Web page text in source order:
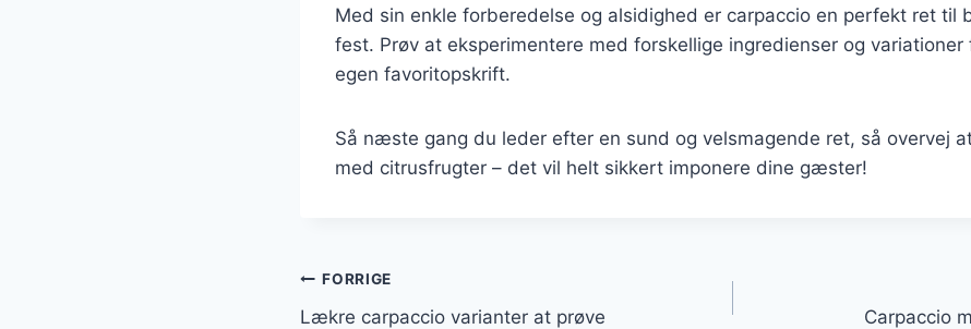
Med sin enkle forberedelse og alsidighed er carpaccio en perfekt ret til
fest. Prøv at eksperimentere med forskellige ingredienser og
egen favoritopskrift.
Så næste gang du leder efter en sund og velsmagende ret, så overvej
med citrusfrugter – det vil helt sikkert imponere dine gæster!
Indlægsnavigation
FORRIGE
Lækre carpaccio varianter at prøve Carpaccio